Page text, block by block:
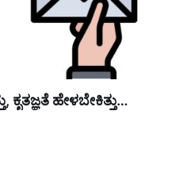
ಕೃತಜ್ಞತೆ ಹೇಳಬೇಕಿತ್ತು…